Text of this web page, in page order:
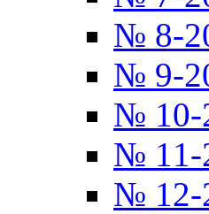
№ 8-
№ 9-
№ 10-
№ 11-
№ 12-